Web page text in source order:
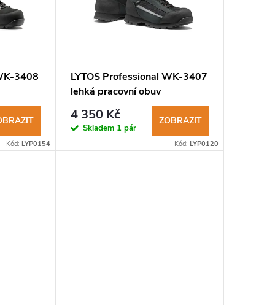
3408
Kód: LYP0154
LYTOS Professional WK-3407
lehká pracovní obuv
trekingového střihu
4 350 Kč
Skladem 1 pár
ZOBRAZIT
Kód: LYP0120